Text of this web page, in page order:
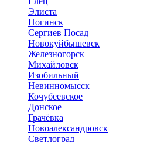
Элиста
Ногинск
Сергиев Посад
Новокуйбышевск
Железногорск
Михайловск
Изобильный
Невинномысск
Кочубеевское
Донское
Грачёвка
Новоалександровск
Светлоград